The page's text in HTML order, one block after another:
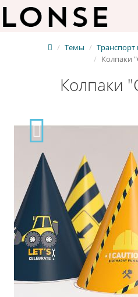
Темы
Колпаки
Колпаки